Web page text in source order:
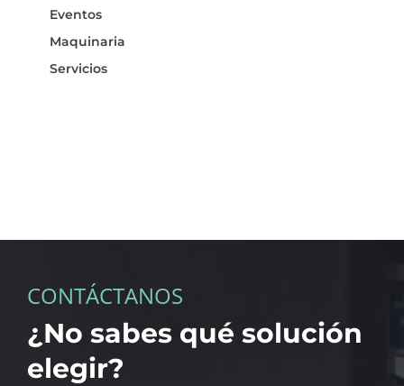
Eventos
Maquinaria
Servicios
CONTÁCTANOS
¿No sabes qué solución
elegir?